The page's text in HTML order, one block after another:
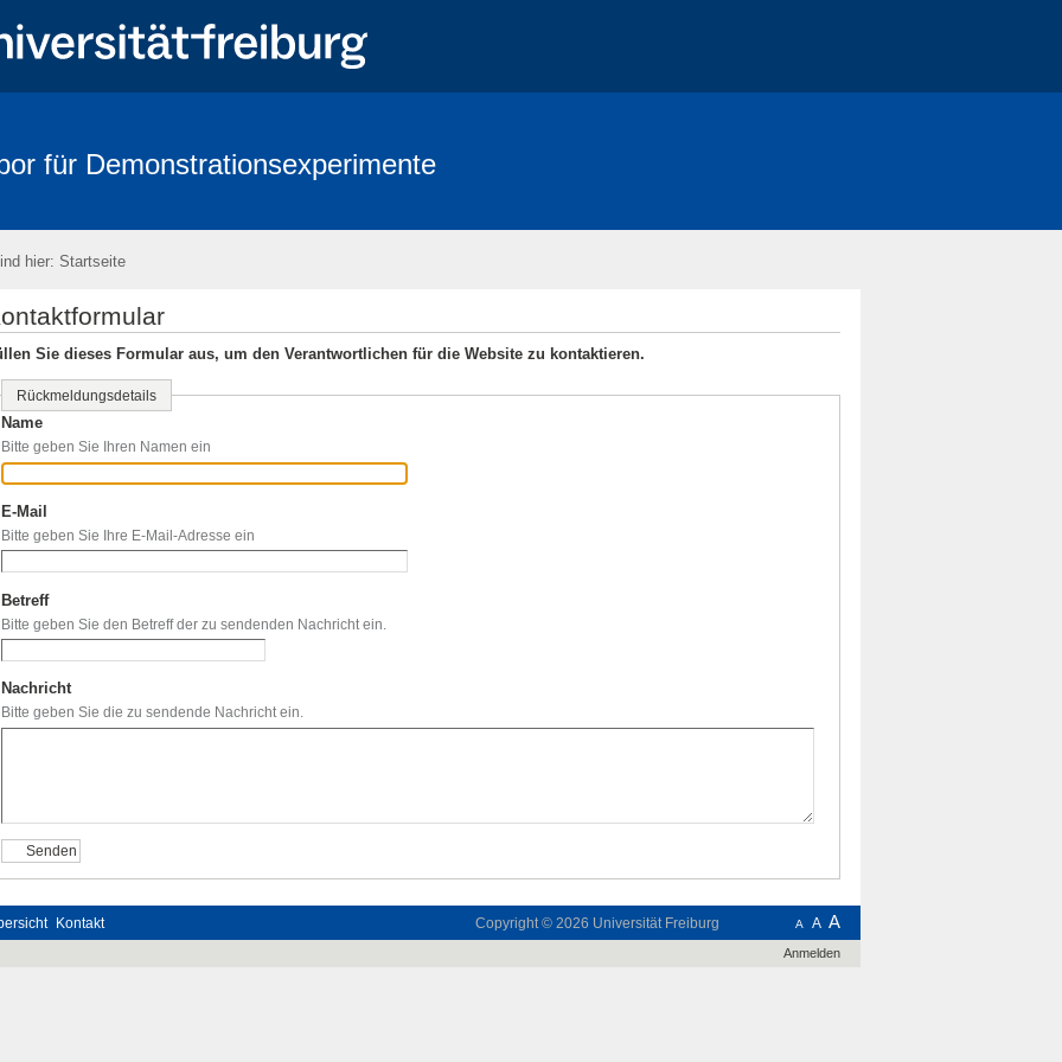
für Demonstrationsexperimente
hier: Startseite
Sie dieses Formular aus, um den Verantwortlichen für die Website zu kontaktieren.
Rückmeldungsdetails
Name
Bitte geben Sie Ihren Namen ein
E-Mail
Bitte geben Sie Ihre E-Mail-Adresse ein
Betreff
Bitte geben Sie den Betreff der zu sendenden Nachricht ein.
Nachricht
Bitte geben Sie die zu sendende Nachricht ein.
Kontakt A A A
Copyright © 2026 Universität Freiburg
Anmelden